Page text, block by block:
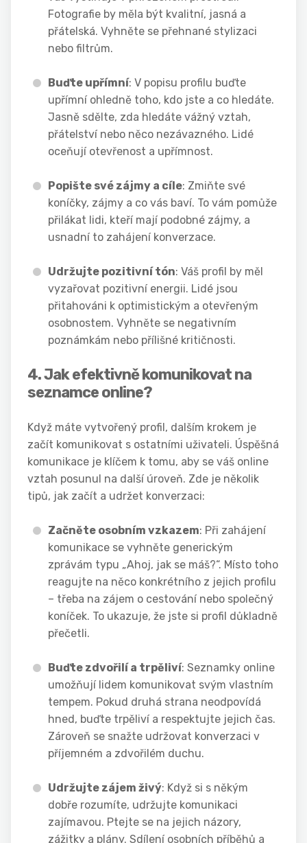
Fotografie by měla být kvalitní, jasná a
přátelská. Vyhněte se přehnané stylizaci
nebo filtrům.
Buďte upřímní: V popisu profilu buďte
upřímní ohledně toho, kdo jste a co hledáte.
Jasně sdělte, zda hledáte vážný vztah,
přátelství nebo něco nezávazného. Lidé
oceňují otevřenost a upřímnost.
Popište své zájmy a cíle: Zmiňte své
koníčky, zájmy a co vás baví. To vám pomůže
přilákat lidi, kteří mají podobné zájmy, a
usnadní to zahájení konverzace.
Udržujte pozitivní tón: Váš profil by měl
vyzařovat pozitivní energii. Lidé jsou
přitahováni k optimistickým a otevřeným
osobnostem. Vyhněte se negativním
poznámkám nebo přílišné kritičnosti.
4. Jak efektivně komunikovat na
seznamce online?
Když máte vytvořený profil, dalším krokem je
začít komunikovat s ostatními uživateli. Úspěšná
komunikace je klíčem k tomu, aby se váš online
vztah posunul na další úroveň. Zde je několik
tipů, jak začít a udržet konverzaci:
Začněte osobním vzkazem: Při zahájení
komunikace se vyhněte generickým
zprávám typu „Ahoj, jak se máš?“. Místo toho
reagujte na něco konkrétního z jejich profilu
– třeba na zájem o cestování nebo společný
koníček. To ukazuje, že jste si profil důkladně
přečetli.
Buďte zdvořilí a trpěliví: Seznamky online
umožňují lidem komunikovat svým vlastním
tempem. Pokud druhá strana neodpovídá
hned, buďte trpěliví a respektujte jejich čas.
Zároveň se snažte udržovat konverzaci v
příjemném a zdvořilém duchu.
Udržujte zájem živý: Když si s někým
dobře rozumíte, udržujte komunikaci
zajímavou. Ptejte se na jejich názory,
zážitky a plány. Sdílení osobních příběhů a